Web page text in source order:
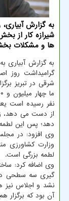
به گزارش
شیرازه کار از
ها و مشکلات
به گزارش آبیاری
گرامیداشت روز
نفر رسیده است
از دست می دهد،
دهد؛ پس این لطمه
وی افزود: در
وزارت کشاورزی
لطمه بزرگی است.
وی اضافه کرد:
گیری سه سطحی
نشد و اجلاس نیز
آن بود که برگزار